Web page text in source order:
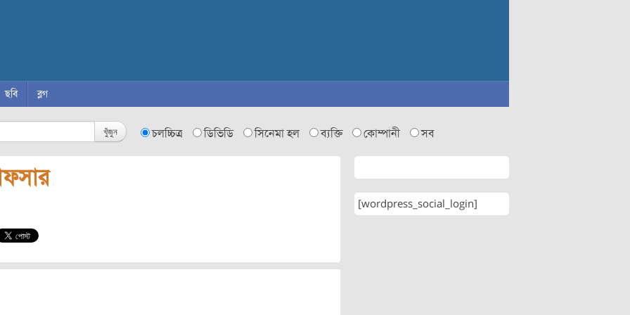
ছবি ব্লগ
খুঁজুন চলচ্চিত্র ডিভিডি সিনেমা হল ব্যক্তি কোম্পানী সব
[wordpress_social_login]